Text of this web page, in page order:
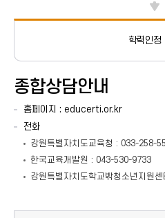
학력인정
종합상담안내
홈페이지 : educerti.or.kr
전화
강원특별자치도교육청 : 033-258-
한국교육개발원 : 043-530-9733
강원특별자치도학교밖청소년지원